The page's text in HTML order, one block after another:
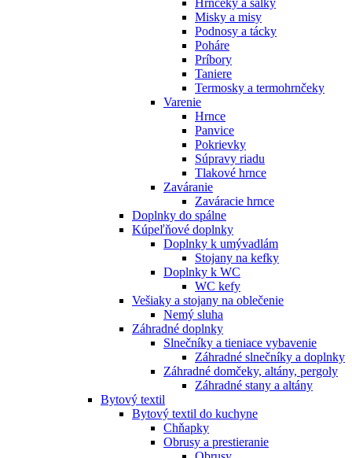
Hrnčeky a šálky
Misky a misy
Podnosy a tácky
Poháre
Príbory
Taniere
Termosky a termohrnčeky
Varenie
Hrnce
Panvice
Pokrievky
Súpravy riadu
Tlakové hrnce
Zaváranie
Zaváracie hrnce
Doplnky do spálne
Kúpeľňové doplnky
Doplnky k umývadlám
Stojany na kefky
Doplnky k WC
WC kefy
Vešiaky a stojany na oblečenie
Nemý sluha
Záhradné doplnky
Slnečníky a tieniace vybavenie
Záhradné slnečníky a doplnky
Záhradné domčeky, altány, pergoly
Záhradné stany a altány
Bytový textil
Bytový textil do kuchyne
Chňapky
Obrusy a prestieranie